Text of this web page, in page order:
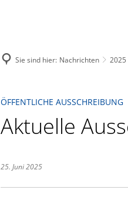
Sie sind hier: Nachrichten 2025
ÖFFENTLICHE AUSSCHREIBUNG
Aktuelle
25. Juni 2025